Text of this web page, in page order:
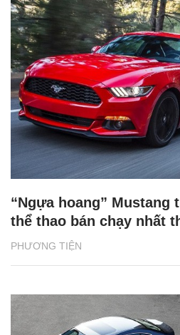
PHƯƠNG TIỆN
“Ngựa hoang” Mustang
thể thao bán chạy nhất